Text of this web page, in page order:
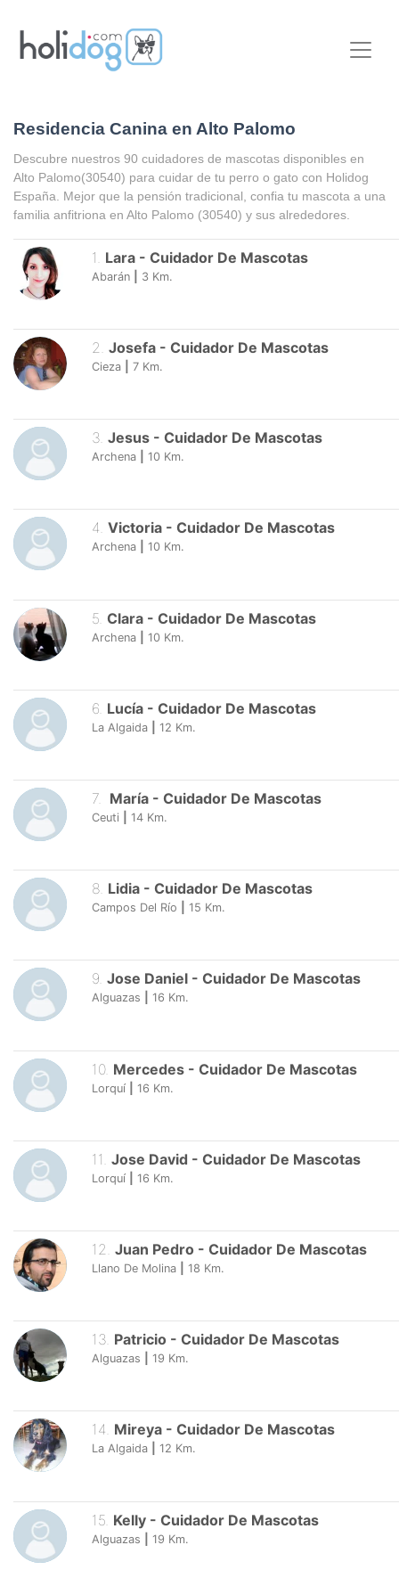
Residencia Canina en Alto Palomo
Descubre nuestros 90 cuidadores de mascotas disponibles en
Alto Palomo(30540) para cuidar de tu perro o gato con Holidog
España. Mejor que la pensión tradicional, confia tu mascota a una
familia anfitriona en Alto Palomo (30540) y sus alrededores.
1 Lara - Cuidador De Mascotas
Abarán 3 Km.
2. Josefa - Cuidador De Mascotas
Cieza 7 Km.
3. Jesus - Cuidador De Mascotas
Archena 10 Km.
4. Victoria - Cuidador De Mascotas
Archena 10 Km.
5 Clara - Cuidador De Mascotas
Archena 10 Km.
6 Lucía - Cuidador De Mascotas
La Algaida 12 Km.
7. María - Cuidador De Mascotas
Ceuti 14 Km.
8. Lidia - Cuidador De Mascotas
Campos Del Río 15 Km.
9. Jose Daniel - Cuidador De Mascotas
Alguazas 16 Km.
10. Mercedes - Cuidador De Mascotas
Lorquí 16 Km.
11 Jose David - Cuidador De Mascotas
Lorquí 16 Km.
12 Juan Pedro - Cuidador De Mascotas
Llano De Molina 18 Km.
13. Patricio - Cuidador De Mascotas
Alguazas 19 Km.
14. Mireya - Cuidador De Mascotas
La Algaida 12 Km.
15 Kelly - Cuidador De Mascotas
Alguazas 19 Km.